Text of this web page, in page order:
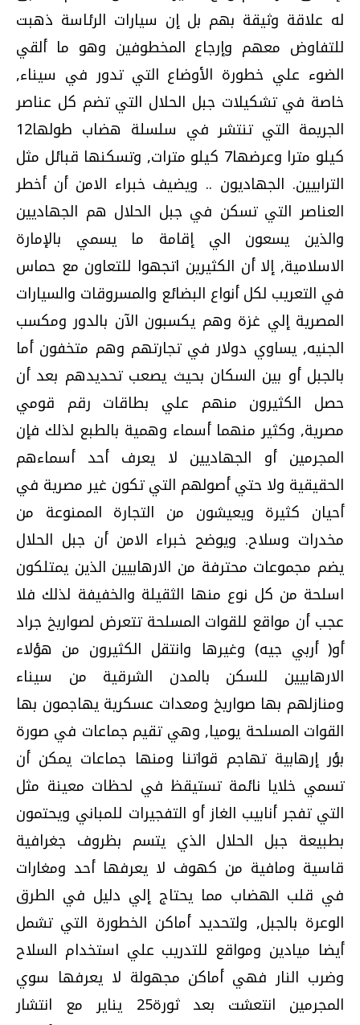
له علاقة وثيقة بهم بل إن سيارات الرئاسة ذهبت
للتفاوض معهم وإرجاع المخطوفين وهو ما ألقي
الضوء علي خطورة الأوضاع التي تدور في سيناء,
خاصة في تشكيلات جبل الحلال التي تضم كل عناصر
الجريمة التي تنتشر في سلسلة هضاب طولها12
كيلو مترا وعرضها7 كيلو مترات, وتسكنها قبائل مثل
الترابيين. الجهاديون .. ويضيف خبراء الامن أن أخطر
العناصر التي تسكن في جبل الحلال هم الجهاديين
والذين يسعون الي إقامة ما يسمي بالإمارة
الاسلامية, إلا أن الكثيرين اتجهوا للتعاون مع حماس
في التعريب لكل أنواع البضائع والمسروقات والسيارات
المصرية إلي غزة وهم يكسبون الآن بالدور ومكسب
الجنيه, يساوي دولار في تجارتهم وهم متخفون أما
بالجبل أو بين السكان بحيث يصعب تحديدهم بعد أن
حصل الكثيرون منهم علي بطاقات رقم قومي
مصرية, وكثير منهما أسماء وهمية بالطبع لذلك فإن
المجرمين أو الجهاديين لا يعرف أحد أسماءهم
الحقيقية ولا حتي أصولهم التي تكون غير مصرية في
أحيان كثيرة ويعيشون من التجارة الممنوعة من
مخدرات وسلاح. ويوضح خبراء الامن أن جبل الحلال
يضم مجموعات محترفة من الارهابيين الذين يمتلكون
اسلحة من كل نوع منها الثقيلة والخفيفة لذلك فلا
عجب أن مواقع للقوات المسلحة تتعرض لصواريخ جراد
أو( أربي جيه) وغيرها وانتقل الكثيرون من هؤلاء
الارهابيين للسكن بالمدن الشرقية من سيناء
ومنازلهم بها صواريخ ومعدات عسكرية يهاجمون بها
القوات المسلحة يوميا, وهي تقيم جماعات في صورة
بؤر إرهابية تهاجم قواتنا ومنها جماعات يمكن أن
تسمي خلايا نائمة تستيقظ في لحظات معينة مثل
التي تفجر أنابيب الغاز أو التفجيرات للمباني ويحتمون
بطبيعة جبل الحلال الذي يتسم بظروف جغرافية
قاسية ومافية من كهوف لا يعرفها أحد ومغارات
في قلب الهضاب مما يحتاج إلي دليل في الطرق
الوعرة بالجبل, ولتحديد أماكن الخطورة التي تشمل
أيضا ميادين ومواقع للتدريب علي استخدام السلاح
وضرب النار فهي أماكن مجهولة لا يعرفها سوي
المجرمين انتعشت بعد ثورة25 يناير مع انتشار